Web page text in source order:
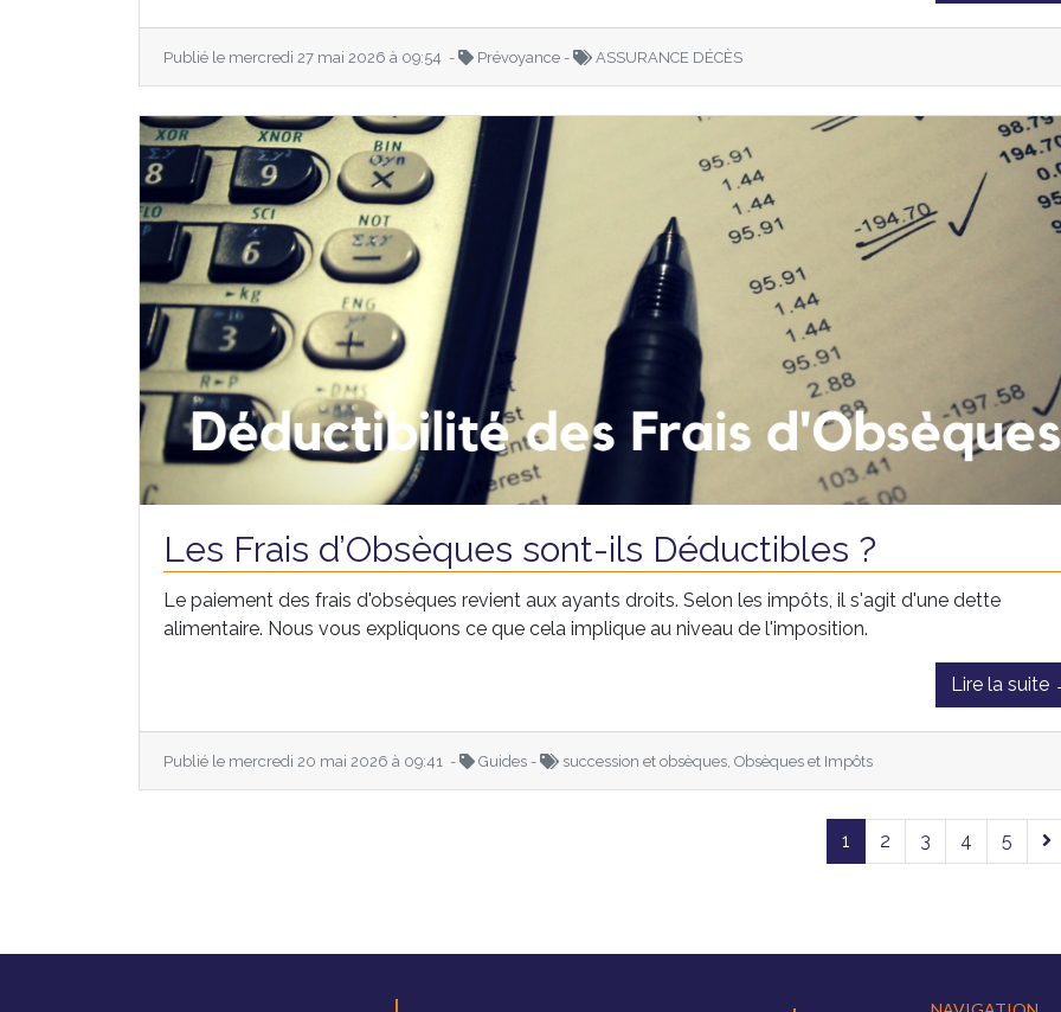
Publié le mercredi 27 mai 2026 à 09:54 - Prévoyance - ASSURANCE DÉCÈS
Les Frais d’Obsèques sont-ils Déductibles ?
Le paiement des frais d'obsèques revient aux ayants droits. Selon les impôts, il s'agit d'une dette
alimentaire. Nous vous expliquons ce que cela implique au niveau de l'imposition.
Lire la suite
Publié le mercredi 20 mai 2026 à 09:41 - Guides - succession et obsèques, Obsèques et Impôts
1 2 3 4 5